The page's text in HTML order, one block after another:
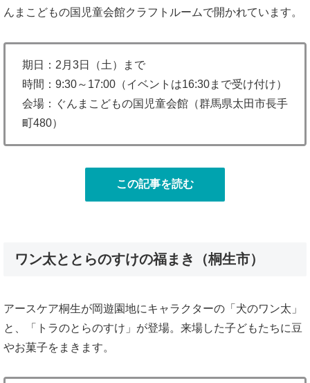
んまこどもの国児童会館クラフトルームで開かれています。
期日：2月3日（土）まで
時間：9:30～17:00（イベントは16:30まで受け付け）
会場：ぐんまこどもの国児童会館（群馬県太田市長手
町480）
この記事を読む
ワン太ととらのすけの福まき（桐生市）
アースケア桐生が岡遊園地にキャラクターの「犬のワン太」
と、「トラのとらのすけ」が登場。来場した子どもたちに豆
やお菓子をまきます。